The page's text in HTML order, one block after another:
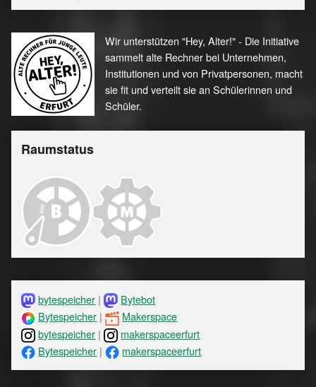
Wir unterstützen "Hey, Alter!" - Die Initiative
sammelt alte Rechner bei Unternehmen,
Institutionen und von Privatpersonen, macht
sie fit und verteilt sie an Schülerinnen und
Schüler.
Raumstatus
bytespeicher |
Bytebot
Bytespeicher |
Makerspace
bytespeicher |
makerspaceerfurt
Bytespeicher | makerspaceerfurt